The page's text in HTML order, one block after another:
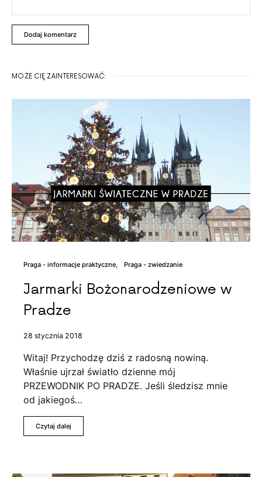
MOŻE CIĘ ZAINTERESOWAĆ:
Praga - informacje praktyczne Praga - zwiedzanie
Jarmarki Bożonarodzeniowe w
Pradze
28 stycznia 2018
Witaj! Przychodzę dziś z radosną nowiną.
Właśnie ujrzał światło dzienne mój
PRZEWODNIK PO PRADZE. Jeśli śledzisz mnie
od jakiegoś…
Czytaj dalej